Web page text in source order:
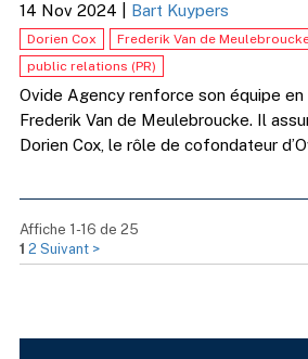
14 Nov 2024 Bart Kuypers
Dorien Cox Frederik Van de
public relations (PR)
Ovide Agency renforce son équipe
Frederik Van de Meulebroucke. Il
Dorien Cox, le rôle de cofondateur
Affiche 1-16 de 25
1 2 Suivant >